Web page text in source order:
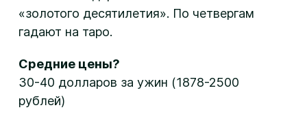
«золотого десятилетия». По четвергам
гадают на таро.
Средние цены?
30-40 долларов за ужин (1878-2500
рублей)